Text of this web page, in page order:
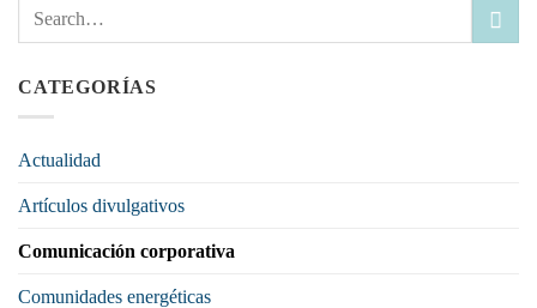
CATEGORÍAS
Actualidad
Artículos divulgativos
Comunicación corporativa
Comunidades energéticas